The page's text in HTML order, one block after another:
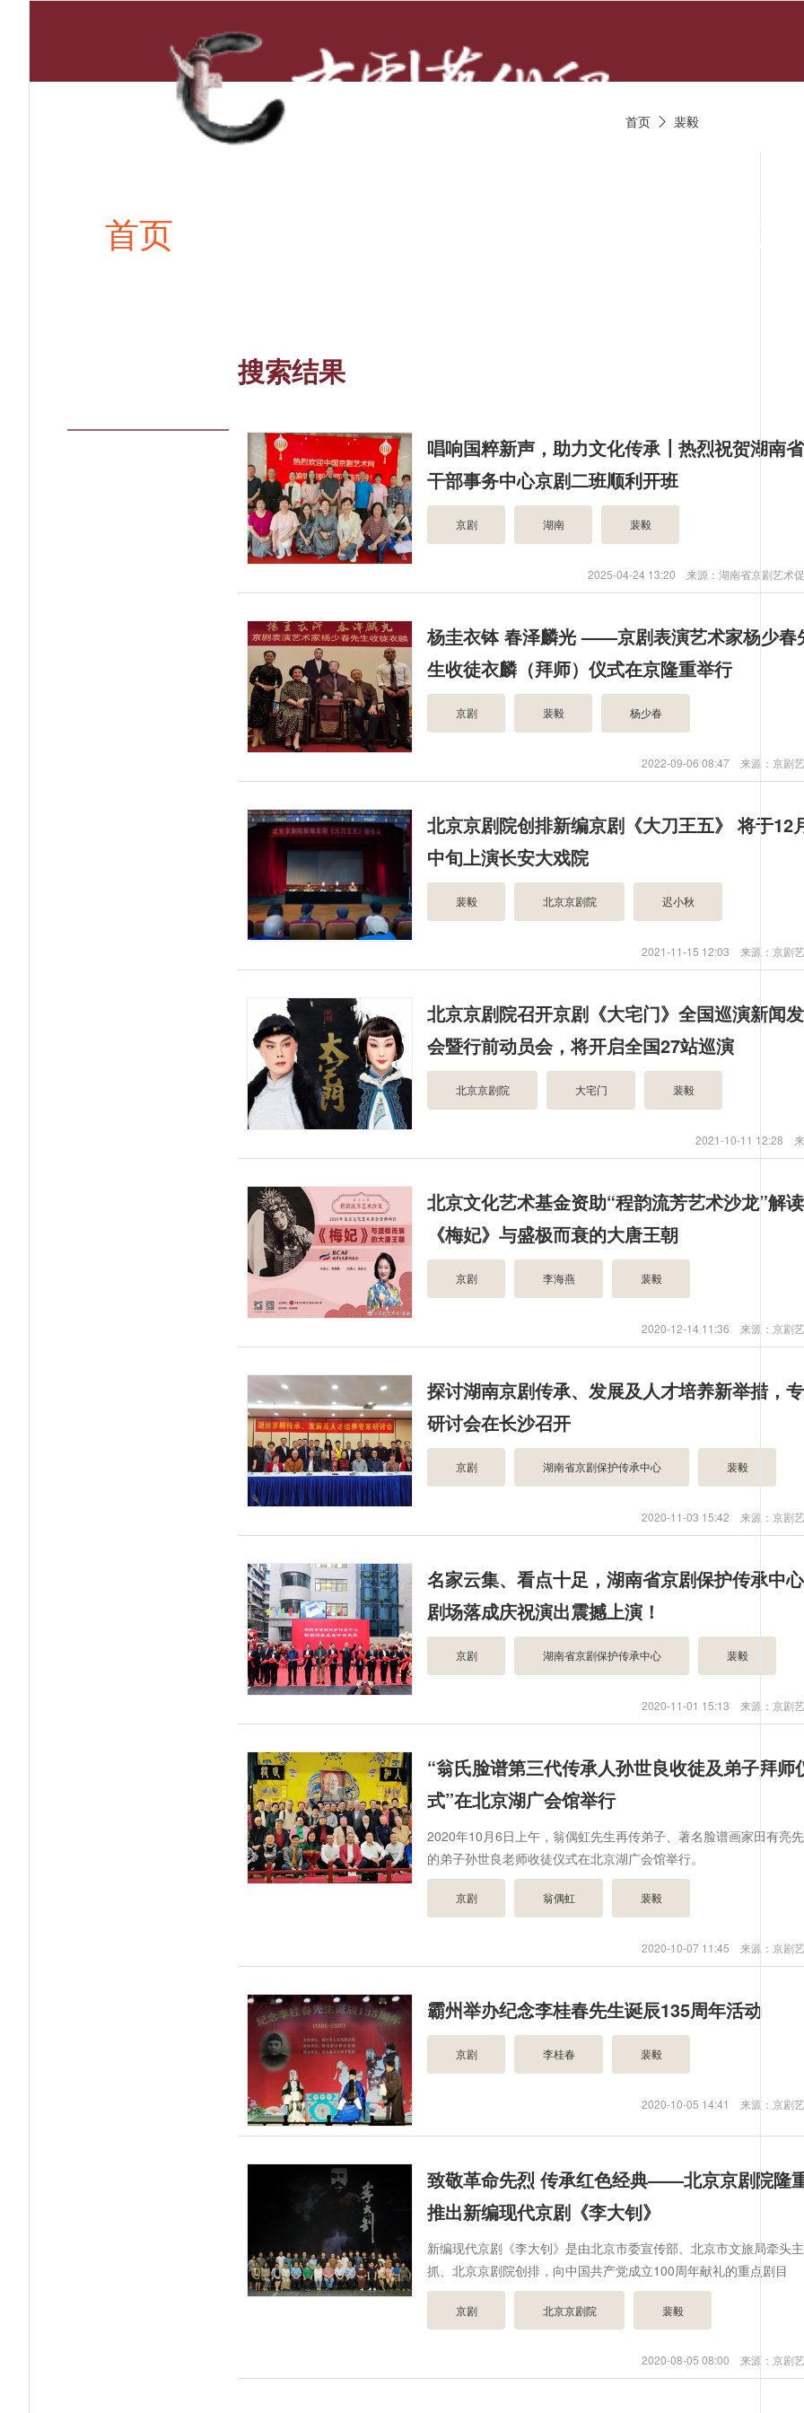
首页 京
首页  裴毅
搜索结果
唱响国粹新声，助力文化传承┃热烈祝贺湖南
干部事务中心京剧二班顺利开班
京剧 湖南 裴毅
2025-04-24 13:20 来源：湖南省京剧艺术
杨圭衣钵 春泽麟光 ——京剧表演艺术家杨少春
生收徒衣麟（拜师）仪式在京隆重举行
京剧 裴毅 杨少春
2022-09-06 08:47 来源：京剧
北京京剧院创排新编京剧《大刀王五》 将于12
中旬上演长安大戏院
裴毅 北京京剧院 迟小秋
2021-11-15 12:03 来源：京剧
北京京剧院召开京剧《大宅门》全国巡演新闻
会暨行前动员会，将开启全国27站巡演
北京京剧院 大宅门 裴毅
2021-10-11 12:28 来
北京文化艺术基金资助“程韵流芳艺术沙龙”解读
《梅妃》与盛极而衰的大唐王朝
京剧 李海燕 裴毅
2020-12-14 11:36 来源：京剧
探讨湖南京剧传承、发展及人才培养新举措，
研讨会在长沙召开
京剧 湖南省京剧保护传承中心 裴毅
2020-11-03 15:42 来源：京剧
名家云集、看点十足，湖南省京剧保护传承中
剧场落成庆祝演出震撼上演！
京剧 湖南省京剧保护传承中心 裴毅
2020-11-01 15:13 来源：京剧
“翁氏脸谱第三代传承人孙世良收徒及弟子拜师
式”在北京湖广会馆举行
2020年10月6日上午，翁偶虹先生再传弟子、著名脸谱画家田有亮
的弟子孙世良老师收徒仪式在北京湖广会馆举行。
京剧 翁偶虹 裴毅
2020-10-07 11:45 来源：京剧
霸州举办纪念李桂春先生诞辰135周年活动
京剧 李桂春 裴毅
2020-10-05 14:41 来源：京剧
致敬革命先烈 传承红色经典——北京京剧院隆
推出新编现代京剧《李大钊》
新编现代京剧《李大钊》是由北京市委宣传部、北京市文旅局牵头主
抓、北京京剧院创排，向中国共产党成立100周年献礼的重点剧目
京剧 北京京剧院 裴毅
2020-08-05 08:00 来源：京剧